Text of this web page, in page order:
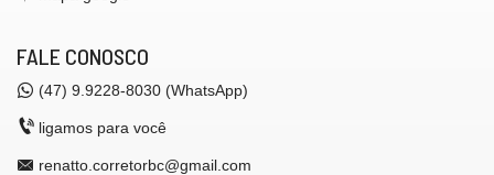
Entrada de Serviço
Sala de Estar Íntimo
Churrasqueira
Características do Empreendimento
Sauna
FALE CONOSCO
(47) 9.9228-8030 (WhatsApp)
ligamos para você
renatto.corretorbc@gmail.com